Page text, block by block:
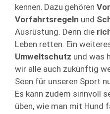
kennen. Dazu gehören
Vorfahrtsregeln und
Ausrüstung. Denn die
Leben retten. Ein
Umweltschutz und was
wir alle auch zukünftig
Seen für unseren Sport
Es kann zudem sinnvoll
üben, wie man mit Hund